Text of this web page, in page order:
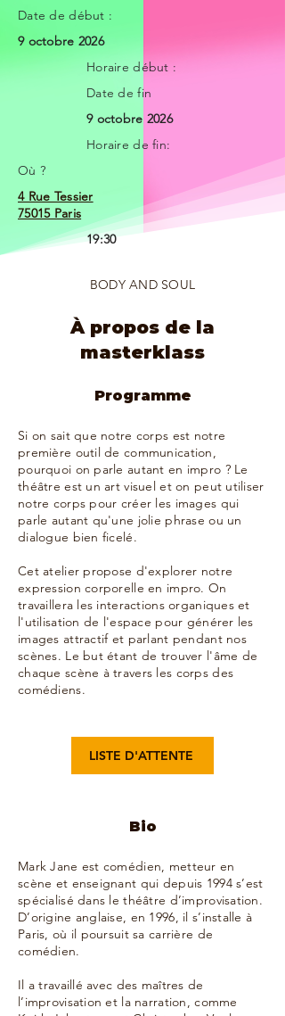
Date de début :
9 octobre 2026
Horaire début :
Date de fin
9 octobre 2026
Horaire de fin:
Où ?
4 Rue Tessier
75015 Paris
19:30
COMPLET
Places restantes :
BODY AND SOUL
À propos de la
masterklass
Programme
Si on sait que notre corps est notre
première outil de communication,
pourquoi on parle autant en impro ? Le
théâtre est un art visuel et on peut utiliser
notre corps pour créer les images qui
parle autant qu'une jolie phrase ou un
dialogue bien ficelé.
Cet atelier propose d'explorer notre
expression corporelle en impro. On
travaillera les interactions organiques et
l'utilisation de l'espace pour générer les
images attractif et parlant pendant nos
scènes. Le but étant de trouver l'âme de
chaque scène à travers les corps des
comédiens.
LISTE D'ATTENTE
Bio
Mark Jane est comédien, metteur en
scène et enseignant qui depuis 1994 s’est
spécialisé dans le théâtre d’improvisation.
D’origine anglaise, en 1996, il s’installe à
Paris, où il poursuit sa carrière de
comédien.
Il a travaillé avec des maîtres de
l’improvisation et la narration, comme